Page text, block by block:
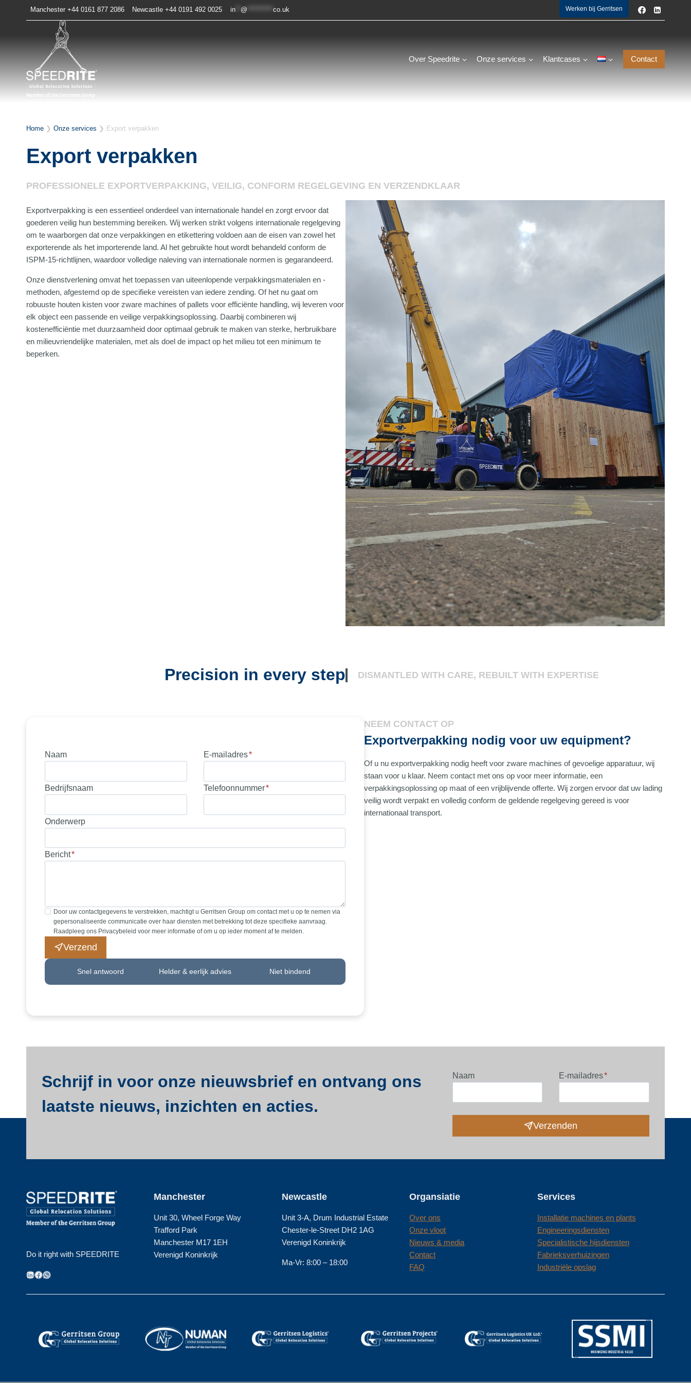
DoorgaanManchester +44 0161 877 2086 Newcastle +44 0191 492 0025 in** @ co.uk Werken bij Gerritsen
Over Speedrite Onze services Klantcases Contact
Home ❯ Onze services ❯ Export verpakken
Export verpakken
PROFESSIONELE EXPORTVERPAKKING, VEILIG, CONFORM REGELGEVING EN VERZENDKLAAR
Exportverpakking is een essentieel onderdeel van internationale handel en zorgt ervoor dat
goederen veilig hun bestemming bereiken. Wij werken strikt volgens internationale regelgeving
om te waarborgen dat onze verpakkingen en etikettering voldoen aan de eisen van zowel het
exporterende als het importerende land. Al het gebruikte hout wordt behandeld conform de
ISPM-15-richtlijnen, waardoor volledige naleving van internationale normen is gegarandeerd.
Onze dienstverlening omvat het toepassen van uiteenlopende verpakkingsmaterialen en -
methoden, afgestemd op de specifieke vereisten van iedere zending. Of het nu gaat om
robuuste houten kisten voor zware machines of pallets voor efficiënte handling, wij leveren voor
elk object een passende en veilige verpakkingsoplossing. Daarbij combineren wij
kostenefficiëntie met duurzaamheid door optimaal gebruik te maken van sterke, herbruikbare
en milieuvriendelijke materialen, met als doel de impact op het milieu tot een minimum te
beperken.
Precision in every step DISMANTLED WITH CARE, REBUILT WITH EXPERTISE
Naam E-mailadres*
Bedrijfsnaam Telefoonnummer*
Onderwerp
Bericht*
Door uw contactgegevens te verstrekken, machtigt u Gerritsen Group om contact met u op te nemen via
gepersonaliseerde communicatie over haar diensten met betrekking tot deze specifieke aanvraag.
Raadpleeg ons Privacybeleid voor meer informatie of om u op ieder moment af te melden.
Verzend
Snel antwoord Helder & eerlijk advies Niet bindend
NEEM CONTACT OP
Exportverpakking nodig voor uw equipment?
Of u nu exportverpakking nodig heeft voor zware machines of gevoelige apparatuur, wij
staan voor u klaar. Neem contact met ons op voor meer informatie, een
verpakkingsoplossing op maat of een vrijblijvende offerte. Wij zorgen ervoor dat uw lading
veilig wordt verpakt en volledig conform de geldende regelgeving gereed is voor
internationaal transport.
Schrijf in voor onze nieuwsbrief en ontvang ons
laatste nieuws, inzichten en acties.
Naam E-mailadres*
Verzenden
Do it right with SPEEDRITE
LinkedIn
Facebook
WhatsApp
Manchester
Unit 30, Wheel Forge Way
Trafford Park
Manchester M17 1EH
Verenigd Koninkrijk
Newcastle
Unit 3-A, Drum Industrial Estate
Chester-le-Street DH2 1AG
Verenigd Koninkrijk
Ma-Vr: 8:00 – 18:00
Organsiatie
Over ons
Onze vloot
Nieuws & media
Contact
FAQ
Services
Installatie machines en plants
Engineeringsdiensten
Specialistische hijsdiensten
Fabrieksverhuizingen
Industriële opslag